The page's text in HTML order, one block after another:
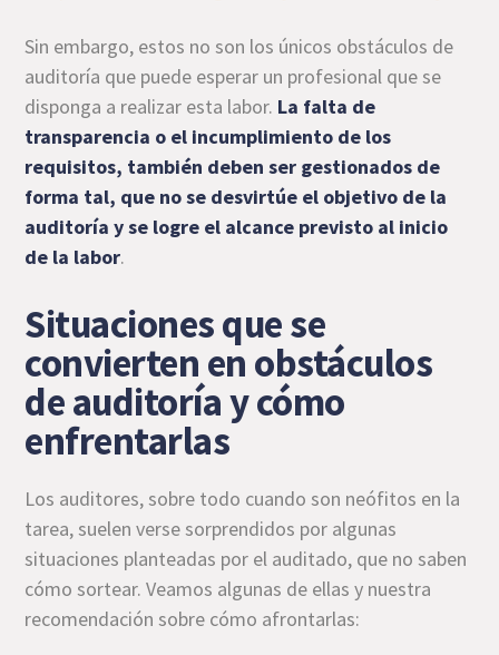
Sin embargo, estos no son los únicos obstáculos de
auditoría que puede esperar un profesional que se
disponga a realizar esta labor. La falta de
transparencia o el incumplimiento de los
requisitos, también deben ser gestionados de
forma tal, que no se desvirtúe el objetivo de la
auditoría y se logre el alcance previsto al inicio
de la labor.
Situaciones que se
convierten en obstáculos
de auditoría y cómo
enfrentarlas
Los auditores, sobre todo cuando son neófitos en la
tarea, suelen verse sorprendidos por algunas
situaciones planteadas por el auditado, que no saben
cómo sortear. Veamos algunas de ellas y nuestra
recomendación sobre cómo afrontarlas: